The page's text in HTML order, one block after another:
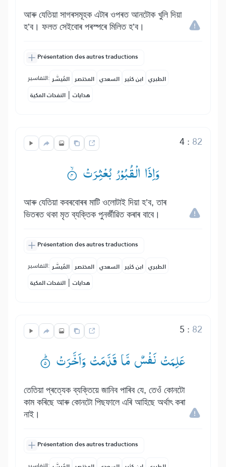
আৰু যেতিয়া সাগৰসমূহক এটাৰ ওপৰত আনটোক খুলি দিয়া
হ’ব। ফলত সেইবোৰ পৰস্পৰে মিলিত হ’ব।
Présentation des autres traductions
التفاسير: المُيسَّر المختصر السعدي ابن كثير الطبري
النفحات المكية | هدايات
4: 82
وَاِذَا الْقُبُوْرُ بُعْثِرَتْ ۟ۙ
আৰু যেতিয়া কবৰবোৰৰ মাটি ওলোটাই দিয়া হ’ব, তাৰ
ভিতৰত থকা মৃত ব্যক্তিক পুনৰ্জীৱিত কৰাৰ বাবে।
Présentation des autres traductions
التفاسير: المُيسَّر المختصر السعدي ابن كثير الطبري
النفحات المكية | هدايات
5 : 82
عَلِمَتْ نَفْسٌ مَّا قَدَّمَتْ وَاَخَّرَتْ ۟ؕ
তেতিয়া প্ৰত্যেক ব্যক্তিয়ে জানিব পাৰিব যে, তেওঁ কোনটো
কাম কৰিছে আৰু কোনটো পিছফালে এৰি আহিছে অৰ্থাৎ কৰা
নাই।
Présentation des autres traductions